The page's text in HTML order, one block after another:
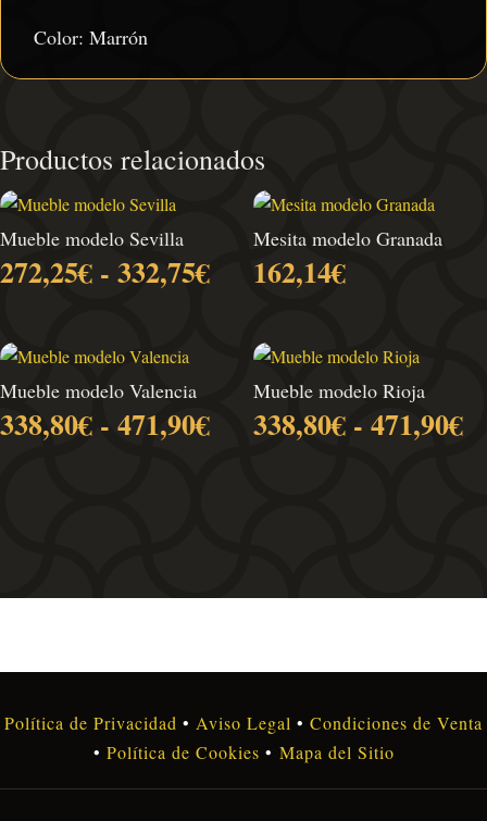
Color: Marrón
Productos relacionados
Mueble modelo Sevilla
272,25€ - 332,75€Rango
desde
272,25€
hasta
332,75€
Mesita modelo Granada
162,14€
Mueble modelo Valencia
338,80€ - 471,90€Rango
471,90€
Mueble modelo Rioja
338,80€ - 471,90€
Política de Privacidad • Aviso Legal • Condiciones de Venta
• Política de Cookies • Mapa del Sitio